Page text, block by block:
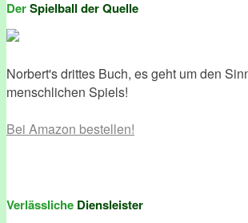
DerSpielball der Quelle
Norbert's drittes Buch, es geht um den
menschlichen Spiels!
Bei Amazon bestellen!
Verlässliche Diensleister